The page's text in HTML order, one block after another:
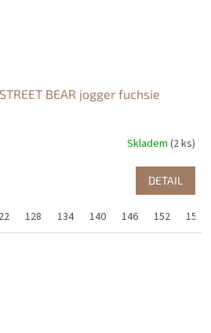
BEAR jogger fuchsie
Skladem (2 ks)
DETAIL
128 134 140 146 152 158